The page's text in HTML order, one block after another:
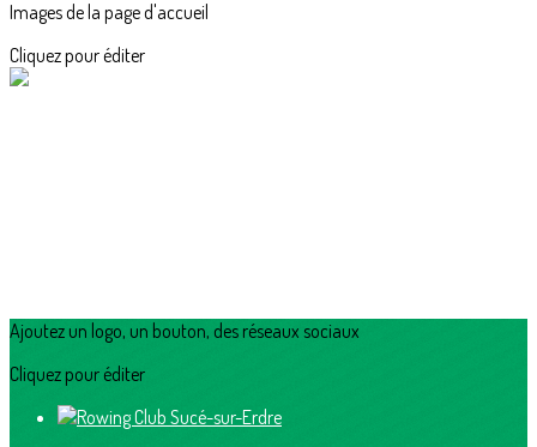
Images de la page d'accueil
Cliquez pour éditer
Ajoutez un logo, un bouton, des réseaux sociaux
Cliquez pour éditer